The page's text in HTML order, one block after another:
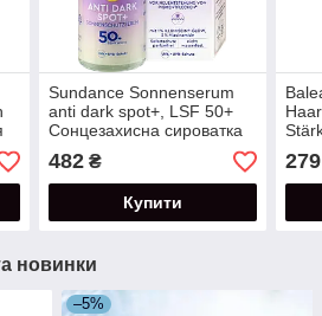
Sundance Sonnenserum
anti dark spot+, LSF 50+
Сонцезахисна сироватка
від пігментних плям СПФ
50+ 50 мл
482₴
Купити
279
новинки
–5%